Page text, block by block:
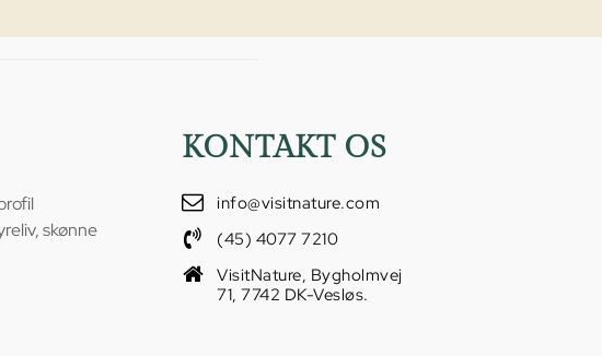
skønne
KONTAKT OS
info@visitnature.com
(45) 4077 7210
VisitNature, Bygholmvej
71, 7742 DK-Vesløs.